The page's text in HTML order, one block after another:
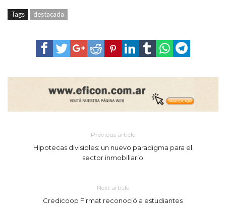
Tags destacada
Previous article
Hipotecas divisibles: un nuevo paradigma para el
sector inmobiliario
Next article
Credicoop Firmat reconoció a estudiantes